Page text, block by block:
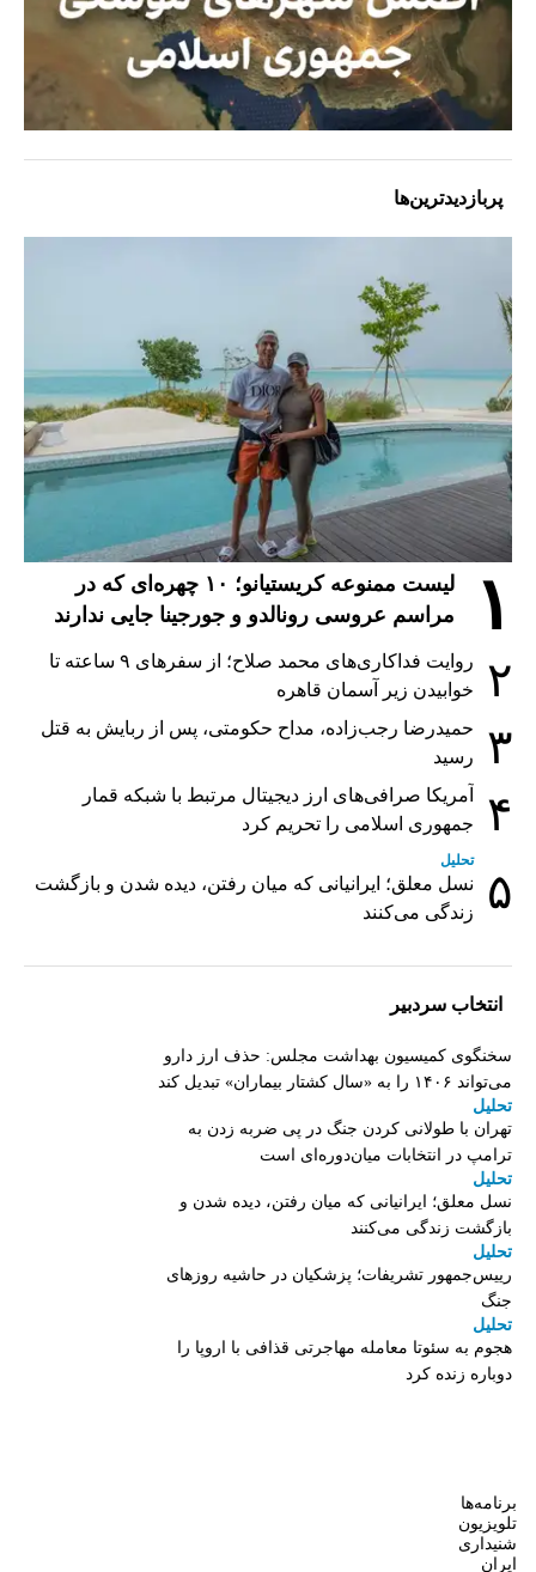
پربازدیدترین‌ها
۱
لیست ممنوعه کریستیانو؛ ۱۰ چهره‌ای که در
مراسم عروسی رونالدو و جورجینا جایی ندارند
۲
روایت فداکاری‌های محمد صلاح؛ از سفرهای ۹ ساعته تا
خوابیدن زیر آسمان قاهره
۳
حمیدرضا رجب‌زاده، مداح حکومتی، پس از ربایش به قتل
رسید
۴
آمریکا صرافی‌های ارز دیجیتال مرتبط با شبکه قمار
جمهوری اسلامی را تحریم کرد
۵
تحلیل
نسل معلق؛ ایرانیانی که میان رفتن، دیده شدن و بازگشت
زندگی می‌کنند
انتخاب سردبیر
سخنگوی کمیسیون بهداشت مجلس: حذف ارز دارو
می‌تواند ۱۴۰۶ را به «سال کشتار بیماران» تبدیل کند
تحلیل
تهران با طولانی کردن جنگ در پی ضربه زدن به
ترامپ در انتخابات میان‌دوره‌ای است
تحلیل
نسل معلق؛ ایرانیانی که میان رفتن، دیده شدن و
بازگشت زندگی می‌کنند
تحلیل
رییس‌جمهور تشریفات؛ پزشکیان در حاشیه روزهای
جنگ
تحلیل
هجوم به سئوتا معامله مهاجرتی قذافی با اروپا را
دوباره زنده کرد
برنامه‌ها
تلویزیون
شنیداری
ایران